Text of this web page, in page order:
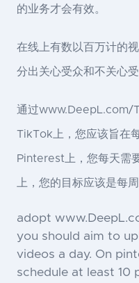
的业务才会有效。
在线上有数以百万计的
分出关心受众和不关心受
通过www.DeepL.com/
TikTok上，您应该旨在
Pinterest上，您每天需
上，您的目标应该是每
adopt
you should aim to
videos a day. On
schedule at least 10